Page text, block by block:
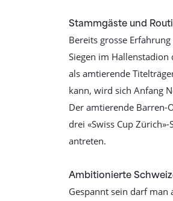
Stammgäste und
Bereits grosse
Siegen im Hallenstadion
als amtierende
kann, wird sich Anfang
Der amtierende
drei «Swiss Cup
antreten.
Ambitionierte
Gespannt sein darf man